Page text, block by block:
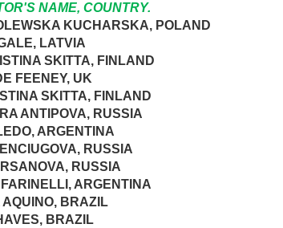
NAME, COUNTRY.
KUCHARSKA, POLAND
LATVIA
SKITTA, FINLAND
FEENEY, UK
SKITTA, FINLAND
ANTIPOVA, RUSSIA
ARGENTINA
RUSSIA
RUSSIA
ARGENTINA
BRAZIL
BRAZIL